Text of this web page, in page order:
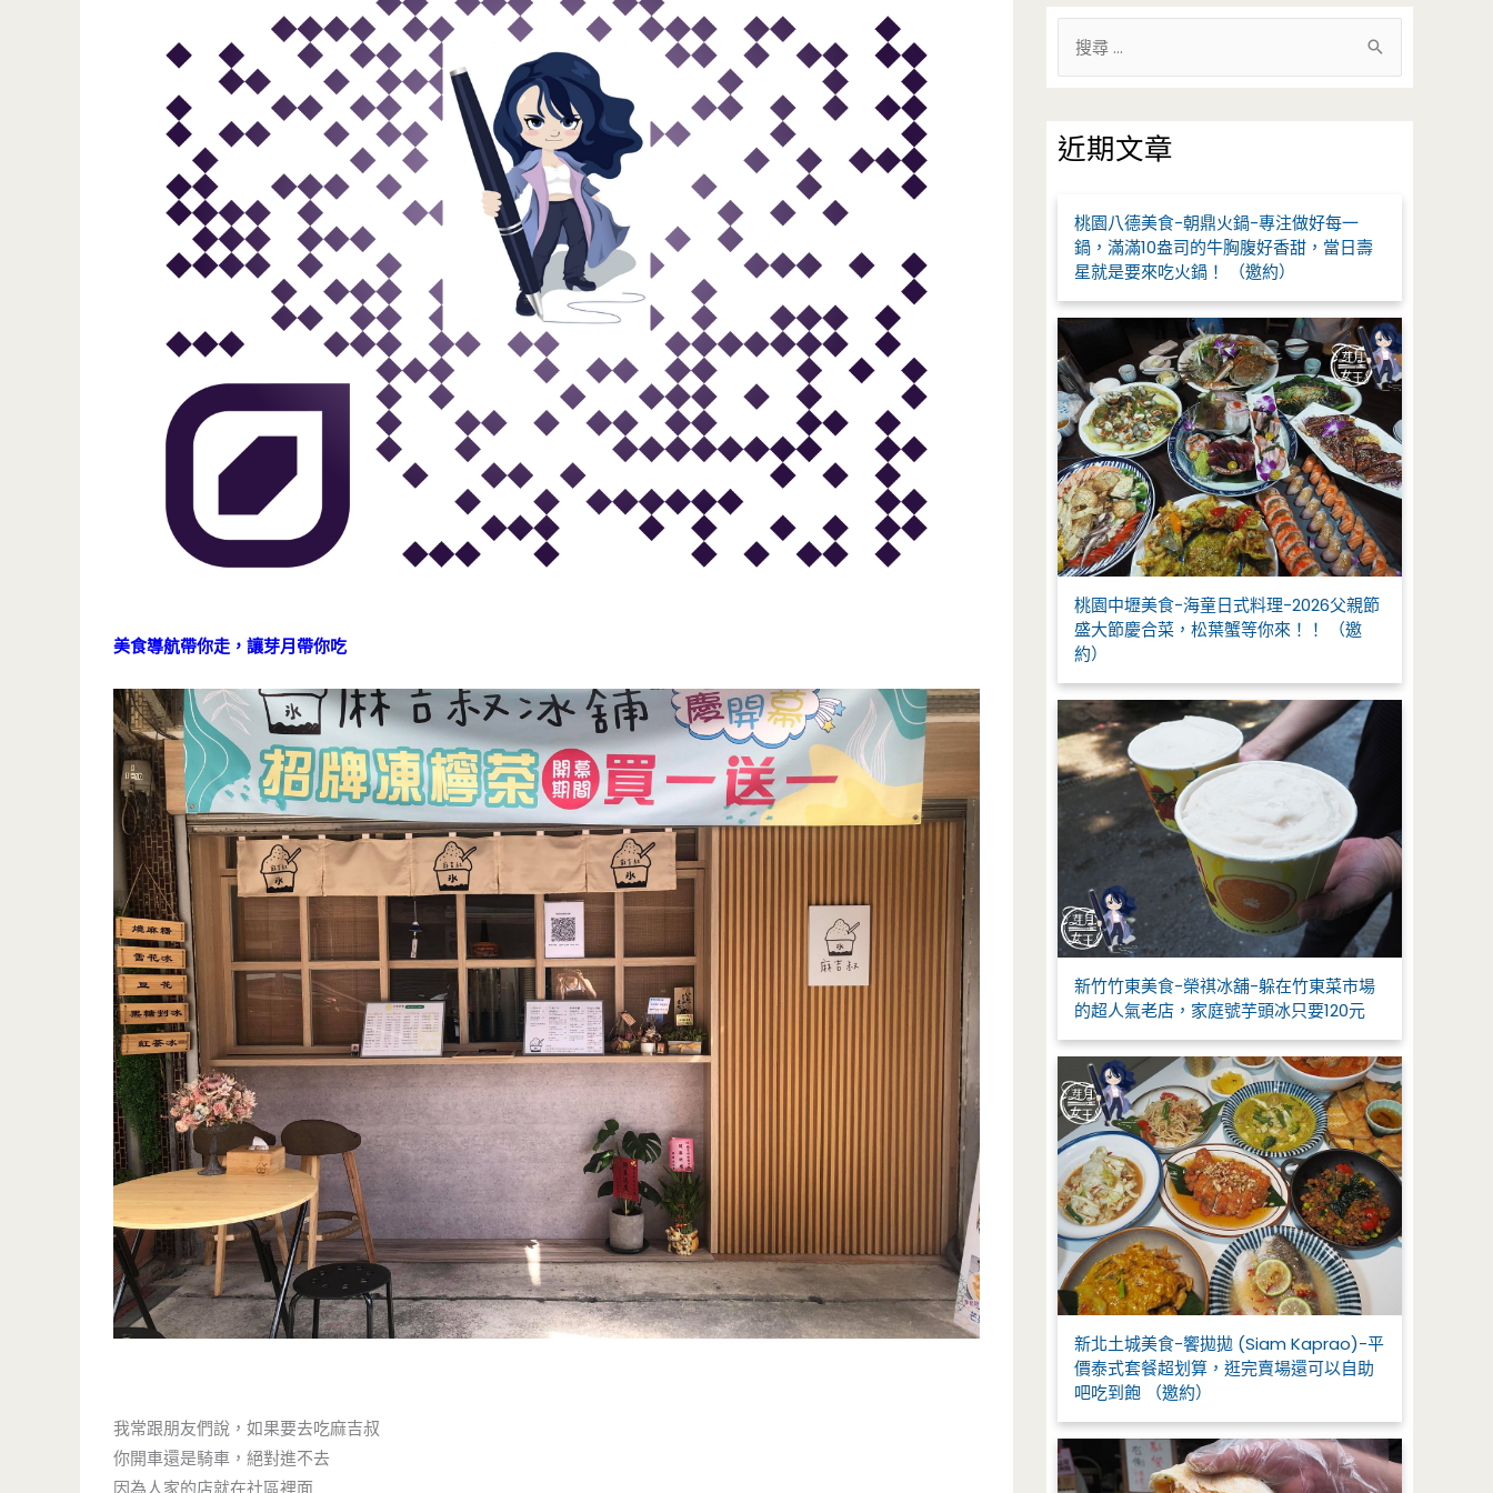
美食導航帶你走，讓芽月帶你吃
我常跟朋友們說，如果要去吃麻吉叔
你開車還是騎車，絕對進不去
因為人家的店就在社區裡面
鍵
字
近期文章
桃園八德美食-朝鼎火鍋-專注做好每一
鍋，滿滿10盎司的牛胸腹好香甜，當日壽
星就是要來吃火鍋！ （邀約）
桃園中壢美食-海童日式料理-2026父親節
盛大節慶合菜，松葉蟹等你來！！ （邀
約）
新竹竹東美食-榮祺冰舖-躲在竹東菜市場
的超人氣老店，家庭號芋頭冰只要120元
新北土城美食-饗拋拋 (Siam Kaprao)-平
價泰式套餐超划算，逛完賣場還可以自助
吧吃到飽 （邀約）